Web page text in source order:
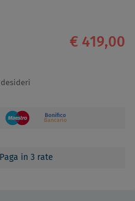
€ 419,00
desideri
Paga in 3 rate